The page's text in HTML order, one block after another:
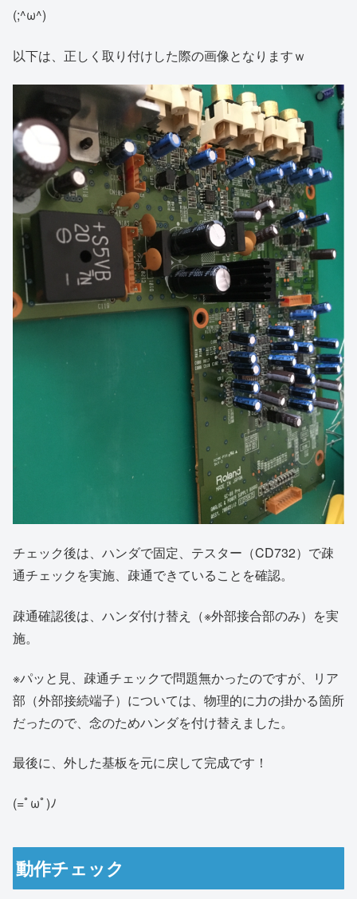
(;^ω^)
以下は、正しく取り付けした際の画像となりますｗ
チェック後は、ハンダで固定、テスター（CD732）で疎
通チェックを実施、疎通できていることを確認。
疎通確認後は、ハンダ付け替え（※外部接合部のみ）を実
施。
※パッと見、疎通チェックで問題無かったのですが、リア
部（外部接続端子）については、物理的に力の掛かる箇所
だったので、念のためハンダを付け替えました。
最後に、外した基板を元に戻して完成です！
(=ﾟωﾟ)ﾉ
動作チェック